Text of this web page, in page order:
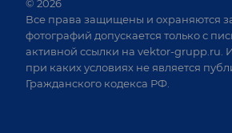
Вакансии
© 2026
Все права защищены и охраняются
фотографий допускается только с
активной ссылки на vektor-grupp.ru .
при каких условиях не является
Гражданского кодекса РФ.